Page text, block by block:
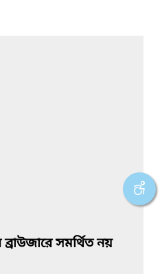
সমর্থিত নয়